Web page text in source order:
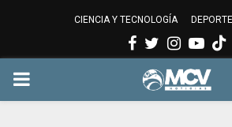
CIENCIA Y TECNOLOGÍA
Facebook
Twitter
PRIMARY